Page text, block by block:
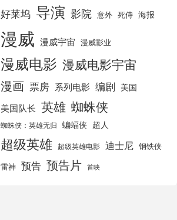
好莱坞 导演 影院 意外 死侍 海报
漫威 漫威宇宙 漫威影业
漫威电影 漫威电影宇宙
漫画 票房 系列电影 编剧 美国
美国队长 英雄 蜘蛛侠
蜘蛛侠：英雄无归 蝙蝠侠 超人
超级英雄 超级英雄电影 迪士尼 钢铁侠
雷神 预告 预告片 首映